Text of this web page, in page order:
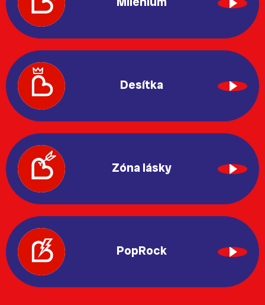
Desítka
Zóna lásky
PopRock